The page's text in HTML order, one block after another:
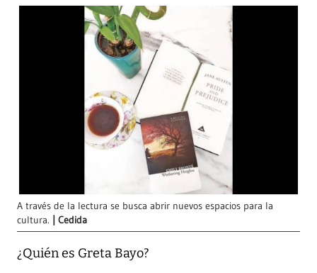
A través de la lectura se busca abrir nuevos espacios para la
cultura.
Cedida
¿Quién es Greta Bayo?